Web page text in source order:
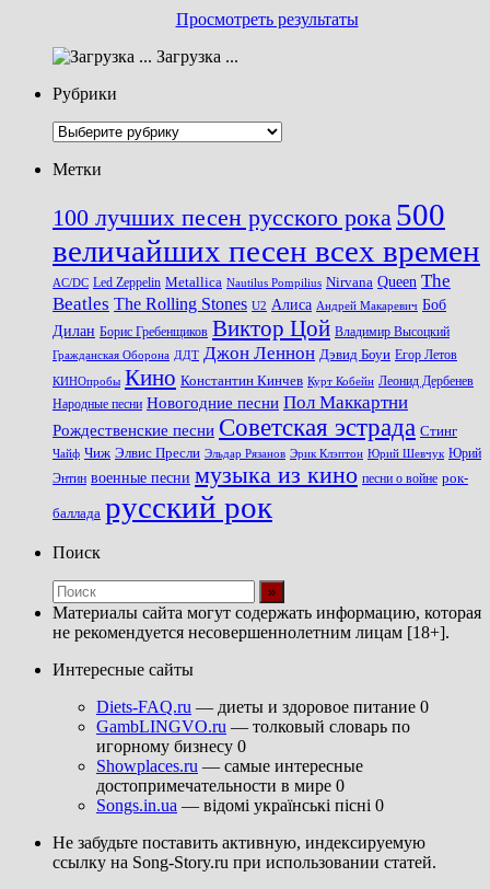
Просмотреть результаты
Загрузка ...
Рубрики
Рубрики
Метки
100 лучших песен русского рока 500
величайших песен всех времен
AC/DC Led Zeppelin Metallica Nautilus Pompilius Nirvana Queen The
Beatles The Rolling Stones U2 Алиса Андрей Макаревич Боб
Дилан Борис Гребенщиков Виктор Цой Владимир Высоцкий
Гражданская Оборона ДДТ Джон Леннон Дэвид Боуи Егор Летов
КИНОпробы Кино Константин Кинчев Курт Кобейн Леонид Дербенев
Народные песни Новогодние песни Пол Маккартни
Рождественские песни Советская эстрада Стинг
Чайф Чиж Элвис Пресли Эльдар Рязанов Эрик Клэптон Юрий Шевчук Юрий
Энтин военные песни музыка из кино песни о войне рок-
баллада русский рок
Поиск
Материалы сайта могут содержать информацию, которая
не рекомендуется несовершеннолетним лицам [18+].
Интересные сайты
Diets-FAQ.ru — диеты и здоровое питание 0
GambLINGVO.ru — толковый словарь по
игорному бизнесу 0
Showplaces.ru — самые интересные
достопримечательности в мире 0
Songs.in.ua — відомі українські пісні 0
Не забудьте поставить активную, индексируемую
ссылку на Song-Story.ru при использовании статей.